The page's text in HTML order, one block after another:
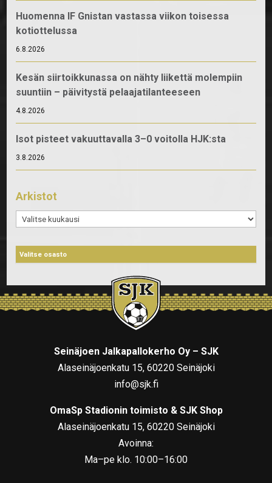
Huomenna IF Gnistan vastassa viikon toisessa
kotiottelussa
6.8.2026
Kesän siirtoikkunassa on nähty liikettä molempiin
suuntiin – päivitystä pelaajatilanteeseen
4.8.2026
Isot pisteet vakuuttavalla 3–0 voitolla HJK:sta
3.8.2026
Arkistot
Arkistot
Seinäjoen Jalkapallokerho Oy – SJK
Alaseinäjoenkatu 15, 60220 Seinäjoki
info@sjk.fi
OmaSp Stadionin toimisto & SJK Shop
Alaseinäjoenkatu 15, 60220 Seinäjoki
Avoinna:
Ma–pe klo. 10:00–16:00